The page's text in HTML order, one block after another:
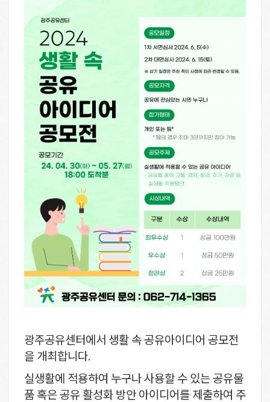
광주공유센터에서 생활 속 공유아이디어 공모전
을 개최합니다.
실생활에 적용하여 누구나 사용할 수 있는 공유물
품 혹은 공유 활성화 방안 아이디어를 제출하여 주